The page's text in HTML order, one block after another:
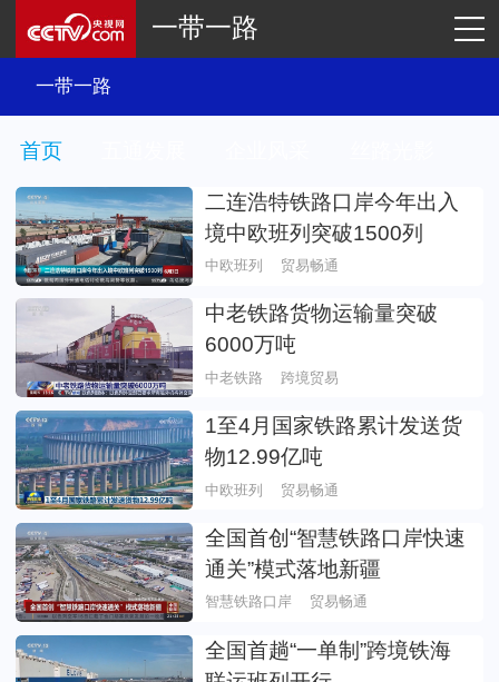
一带一路
首页
二连浩特铁路口岸今年出入
境中欧班列突破1500列
中欧班列 贸易畅通
中老铁路货物运输量突破
6000万吨
中老铁路 跨境贸易
1至4月国家铁路累计发送货
物12.99亿吨
中欧班列 贸易畅通
全国首创“智慧铁路口岸快速
通关”模式落地新疆
智慧铁路口岸 贸易畅通
全国首趟“一单制”跨境铁海